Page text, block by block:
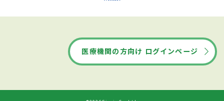
医療機関の方向け ログインページ